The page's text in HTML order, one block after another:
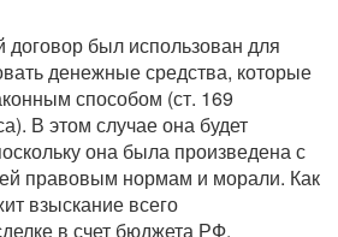
был использован для
денежные средства, которые
способом (ст. 169
В этом случае она будет
она была произведена с
правовым нормам и морали. Как
взыскание всего
в счет бюджета РФ.